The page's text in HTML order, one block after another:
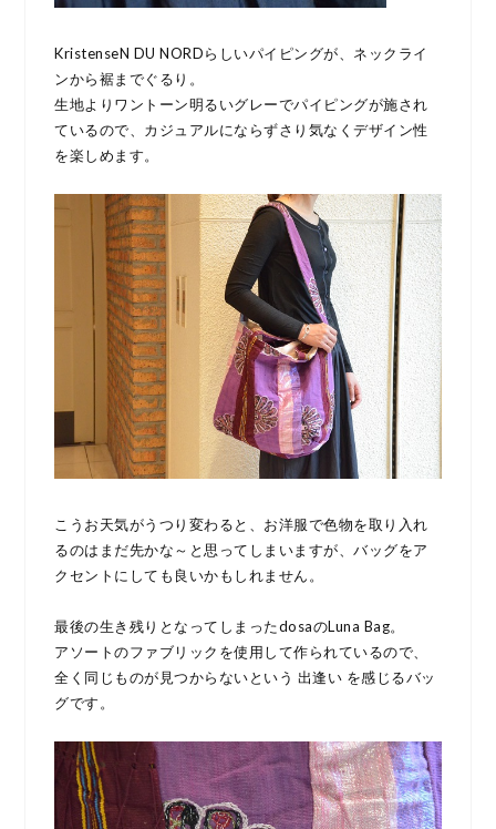
KristenseN DU NORDらしいパイピングが、ネックライ
ンから裾までぐるり。
生地よりワントーン明るいグレーでパイピングが施され
ているので、カジュアルにならずさり気なくデザイン性
を楽しめます。
こうお天気がうつり変わると、お洋服で色物を取り入れ
るのはまだ先かな～と思ってしまいますが、バッグをア
クセントにしても良いかもしれません。
最後の生き残りとなってしまったdosaのLuna Bag。
アソートのファブリックを使用して作られているので、
全く同じものが見つからないという 出逢い を感じるバッ
グです。